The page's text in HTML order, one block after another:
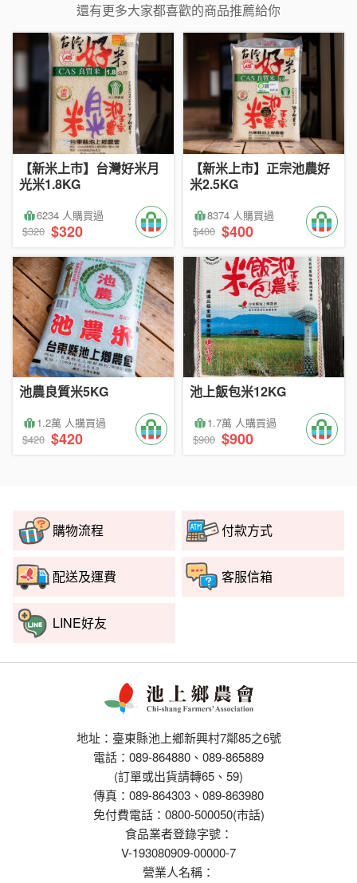
還有更多大家都喜歡的商品推薦給你
【新米上市】台灣好米月
光米1.8KG
6234 人購買過
$320 $320
【新米上市】正宗池農好
米2.5KG
8374 人購買過
$400 $400
池農良質米5KG
1.2萬 人購買過
$420 $420
池上飯包米12KG
1.7萬 人購買過
$900 $900
地址：臺東縣池上鄉新興村7鄰85之6號
電話：089-864880、089-865889
(訂單或出貨請轉65、59)
傳真：089-864303、089-863980
免付費電話：0800-500050(市話)
食品業者登錄字號：
V-193080909-00000-7
營業人名稱：
購物流程 付款方式
配送及運費 客服信箱
LINE好友